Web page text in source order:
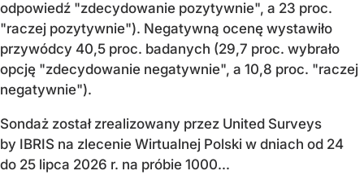
odpowiedź "zdecydowanie pozytywnie", a 23 proc.
"raczej pozytywnie"). Negatywną ocenę wystawiło
przywódcy 40,5 proc. badanych (29,7 proc. wybrało
opcję "zdecydowanie negatywnie", a 10,8 proc. "raczej
negatywnie").
Sondaż został zrealizowany przez United Surveys
by IBRIS na zlecenie Wirtualnej Polski w dniach od 24
do 25 lipca 2026 r. na próbie 1000...